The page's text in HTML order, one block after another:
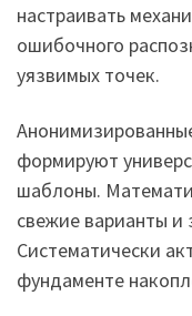
настраивать
ошибочного
уязвимых точек.
формируют
шаблоны.
свежие варианты
Систематически
фундаменте